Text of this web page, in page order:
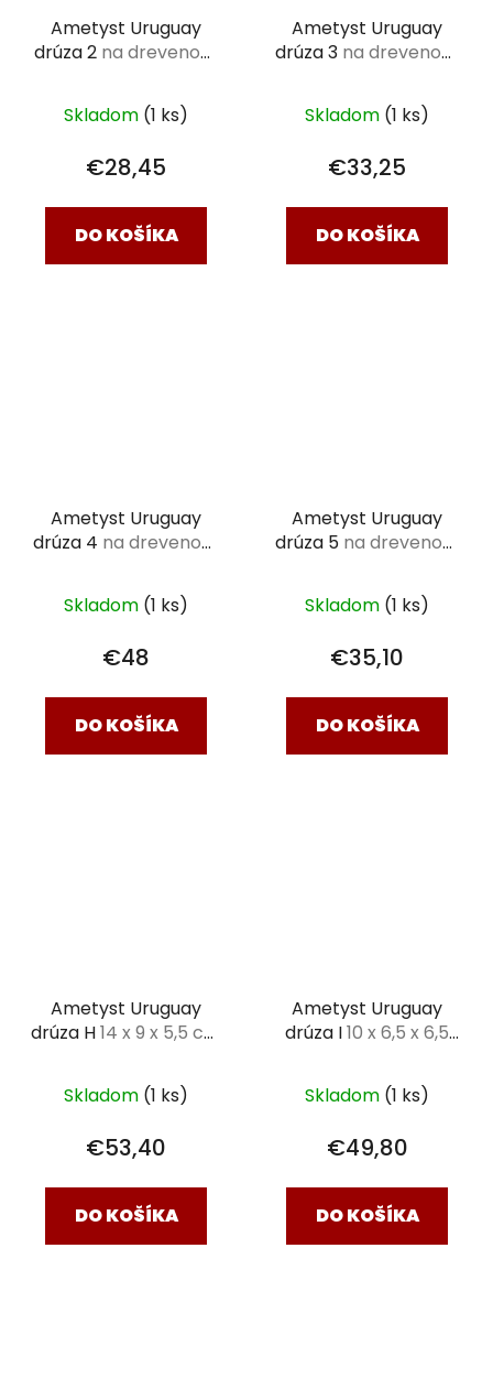
Ametyst Uruguay
drúza 2 na drevenom
Skladom (1 ks)
€28,45
DO KOŠÍKA
Ametyst Uruguay
drúza 3 na drevenom
Skladom (1 ks)
€33,25
DO KOŠÍKA
Ametyst Uruguay
drúza 4 na drevenom
Skladom (1 ks)
€48
DO KOŠÍKA
Ametyst Uruguay
drúza 5 na drevenom
Skladom (1 ks)
€35,10
DO KOŠÍKA
Ametyst Uruguay
drúza H14 x 9 x 5,5 cm
Skladom (1 ks)
€53,40
DO KOŠÍKA
Ametyst Uruguay
drúza I10 x 6,5 x 6,5
Skladom (1 ks)
€49,80
DO KOŠÍKA